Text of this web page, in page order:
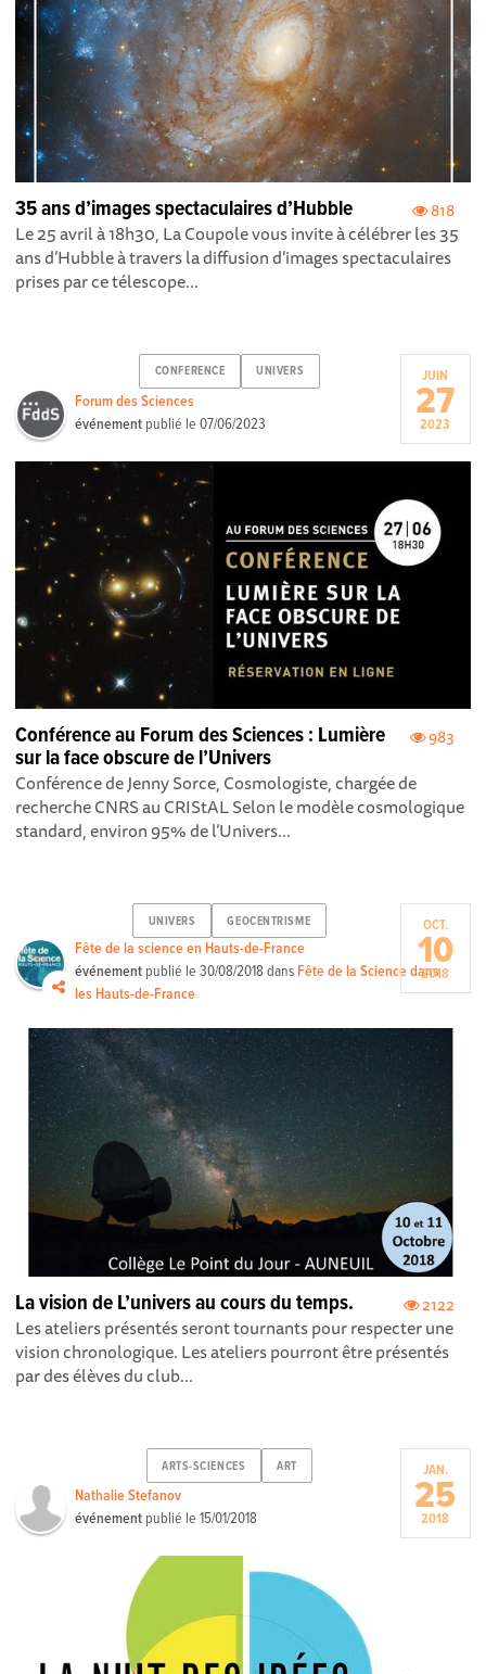
818
35 ans d’images spectaculaires d’Hubble
Le 25 avril à 18h30, La Coupole vous invite à célébrer les 35
ans d’Hubble à travers la diffusion d’images spectaculaires
prises par ce télescope...
CONFERENCE UNIVERS
Forum des Sciences
événement publié le07/06/2023
JUIN
27
2023
983
Conférence au Forum des Sciences : Lumière
sur la face obscure de l’Univers
Conférence de Jenny Sorce, Cosmologiste, chargée de
recherche CNRS au CRIStAL Selon le modèle cosmologique
standard, environ 95% de l’Univers...
UNIVERS GEOCENTRISME
Fête de la science en Hauts-de-France
événement publié le30/08/2018 dans Fête de la Science dans
les Hauts-de-France
OCT.
10
2018
2122
La vision de L’univers au cours du temps.
Les ateliers présentés seront tournants pour respecter une
vision chronologique. Les ateliers pourront être présentés
par des élèves du club...
ARTS-SCIENCES ART
Nathalie Stefanov
événement publié le15/01/2018
JAN.
25
2018